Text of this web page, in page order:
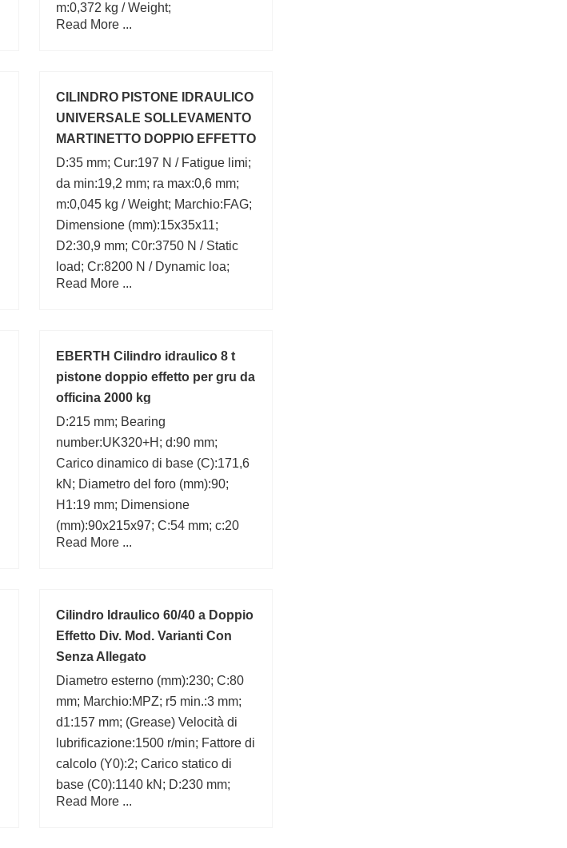
m:0,372 kg / Weight;
Read More ...
CILINDRO PISTONE IDRAULICO
UNIVERSALE SOLLEVAMENTO
MARTINETTO DOPPIO EFFETTO
D:35 mm; Cur:197 N / Fatigue limi;
da min:19,2 mm; ra max:0,6 mm;
m:0,045 kg / Weight; Marchio:FAG;
Dimensione (mm):15x35x11;
D2:30,9 mm; C0r:3750 N / Static
load; Cr:8200 N / Dynamic loa;
Read More ...
EBERTH Cilindro idraulico 8 t
pistone doppio effetto per gru da
officina 2000 kg
D:215 mm; Bearing
number:UK320+H; d:90 mm;
Carico dinamico di base (C):171,6
kN; Diametro del foro (mm):90;
H1:19 mm; Dimensione
(mm):90x215x97; C:54 mm; c:20
mm; B:97 mm;
Read More ...
Cilindro Idraulico 60/40 a Doppio
Effetto Div. Mod. Varianti Con
Senza Allegato
Diametro esterno (mm):230; C:80
mm; Marchio:MPZ; r5 min.:3 mm;
d1:157 mm; (Grease) Velocità di
lubrificazione:1500 r/min; Fattore di
calcolo (Y0):2; Carico statico di
base (C0):1140 kN; D:230 mm;
b1:11 mm;
Read More ...